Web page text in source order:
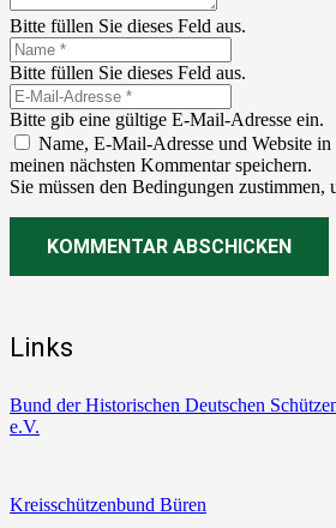
Bitte füllen Sie dieses Feld aus.
Bitte füllen Sie dieses Feld aus.
Bitte gib eine gültige E-Mail-Adresse ein.
Name, E-Mail-Adresse und Website
meinen nächsten Kommentar speichern.
Sie müssen den Bedingungen zustimmen,
KOMMENTAR ABSCHICKEN
Links
Bund der Historischen Deutschen
e.V.
Kreisschützenbund Büren